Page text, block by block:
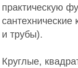
практическую
и трубы).
Круглые,